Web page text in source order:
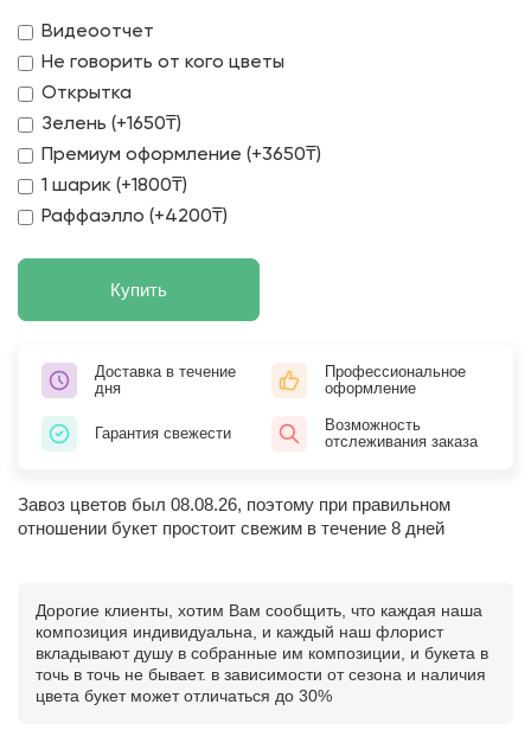
Видеоотчет
Не говорить от кого цветы
Открытка
Зелень (+1650₸)
Премиум оформление (+3650₸)
1 шарик (+1800₸)
Раффаэлло (+4200₸)
Купить
Доставка в течение
дня
Профессиональное
оформление
Гарантия свежести
Возможность
отслеживания заказа
Завоз цветов был 08.08.26, поэтому при правильном
отношении букет простоит свежим в течение 8 дней
Дорогие клиенты, хотим Вам сообщить, что каждая наша
композиция индивидуальна, и каждый наш флорист
вкладывают душу в собранные им композиции, и букета в
точь в точь не бывает. в зависимости от сезона и наличия
цвета букет может отличаться до 30%